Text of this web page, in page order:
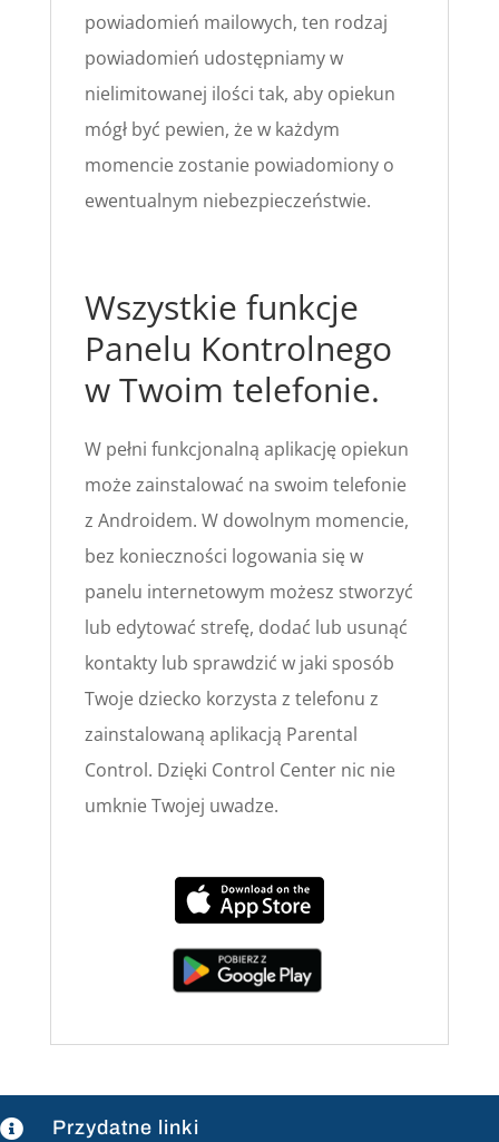
powiadomień mailowych, ten rodzaj
powiadomień udostępniamy w
nielimitowanej ilości tak, aby opiekun
mógł być pewien, że w każdym
momencie zostanie powiadomiony o
ewentualnym niebezpieczeństwie.
Wszystkie funkcje
Panelu Kontrolnego
w Twoim telefonie.
W pełni funkcjonalną aplikację opiekun
może zainstalować na swoim telefonie
z Androidem. W dowolnym momencie,
bez konieczności logowania się w
panelu internetowym możesz stworzyć
lub edytować strefę, dodać lub usunąć
kontakty lub sprawdzić w jaki sposób
Twoje dziecko korzysta z telefonu z
zainstalowaną aplikacją Parental
Control. Dzięki Control Center nic nie
umknie Twojej uwadze.
 Przydatne linki